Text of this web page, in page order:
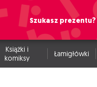
Szukasz prezentu?
Książki i
komiksy
Łamigłówki